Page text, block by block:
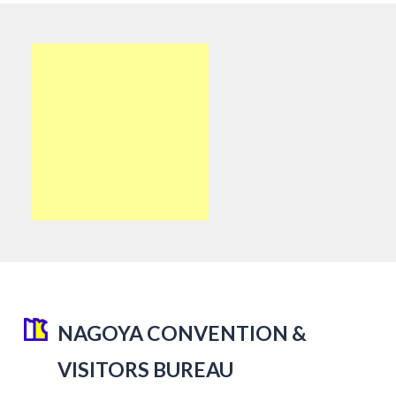
NAGOYA CONVENTION &
VISITORS BUREAU